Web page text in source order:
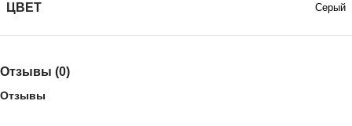
ЦВЕТ Серый
Отзывы (0)
Отзывы